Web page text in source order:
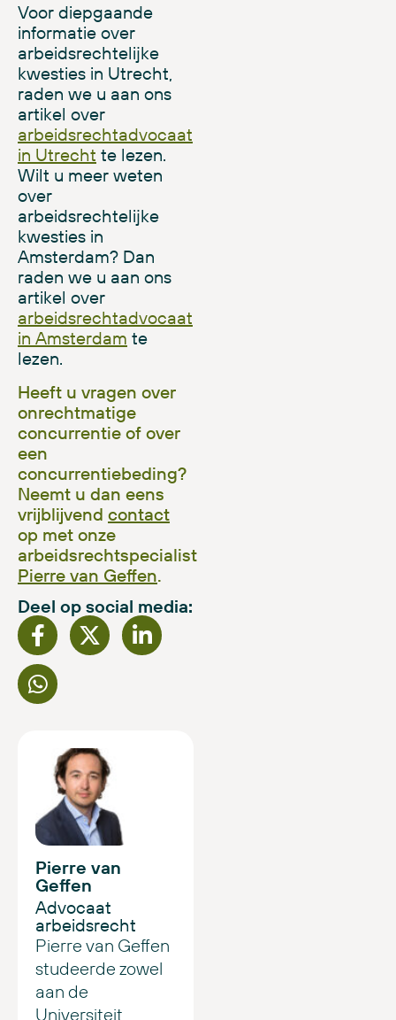
Voor diepgaande
informatie over
arbeidsrechtelijke
kwesties in Utrecht,
raden we u aan ons
artikel over
arbeidsrechtadvocaat
in Utrecht te lezen.
Wilt u meer weten
over
arbeidsrechtelijke
kwesties in
Amsterdam? Dan
raden we u aan ons
artikel over
arbeidsrechtadvocaat
in Amsterdam te
lezen.
Heeft u vragen over
onrechtmatige
concurrentie of over
een
concurrentiebeding?
Neemt u dan eens
vrijblijvend contact
op met onze
arbeidsrechtspecialist
Pierre van Geffen.
Deel op social media:
Pierre van
Geffen
Advocaat
arbeidsrecht
Pierre van Geffen
studeerde zowel
aan de
Universiteit